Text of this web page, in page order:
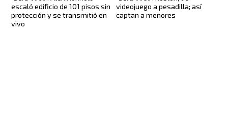
escaló edificio de 101 pisos sin
protección y se transmitió en
vivo
videojuego a pesadilla; así
captan a menores